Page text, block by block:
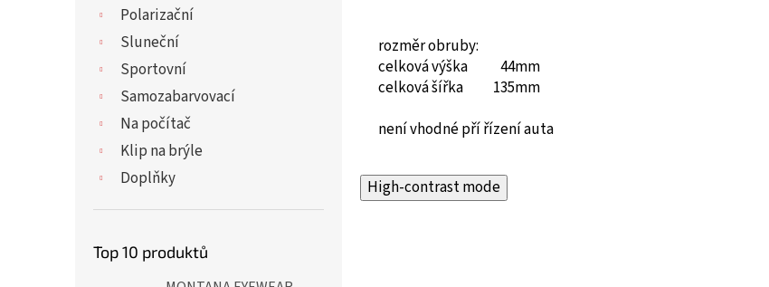
Polarizační
Sluneční
Sportovní
Samozabarvovací
Na počítač
Klip na brýle
Doplňky
Top 10 produktů
rozměr obruby:
celková výška 44mm
celková šířka 135mm
není vhodné pří řízení auta
High-contrast mode